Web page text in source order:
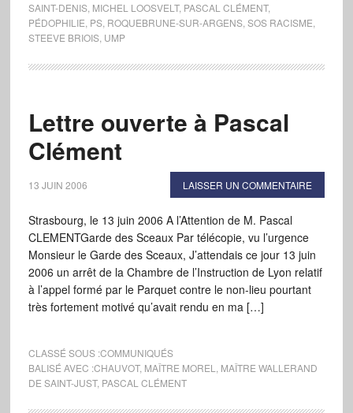
SAINT-DENIS, MICHEL LOOSVELT, PASCAL CLÉMENT,
PÉDOPHILIE PS, ROQUEBRUNE-SUR-ARGENS, SOS RACISME
STEEVE BRIOIS, UMP
Lettre ouverte à Pascal
Clément
13 JUIN 2006 LAISSER UN COMMENTAIRE
Strasbourg, le 13 juin 2006 A l’Attention de M. Pascal
CLEMENTGarde des Sceaux Par télécopie, vu l’urgence
Monsieur le Garde des Sceaux, J’attendais ce jour 13 juin
2006 un arrêt de la Chambre de l’Instruction de Lyon relatif
à l’appel formé par le Parquet contre le non-lieu pourtant
très fortement motivé qu’avait rendu en ma […]
CLASSÉ SOUS :COMMUNIQUÉS
BALISÉ AVEC :CHAUVOT, MAÎTRE MOREL
MAÎTRE WALLERAND
DE SAINT-JUST, PASCAL CLÉMENT